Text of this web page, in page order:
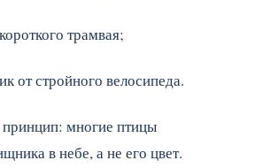
трамвая;
от стройного велосипеда.
многие птицы
в небе, а не его цвет.